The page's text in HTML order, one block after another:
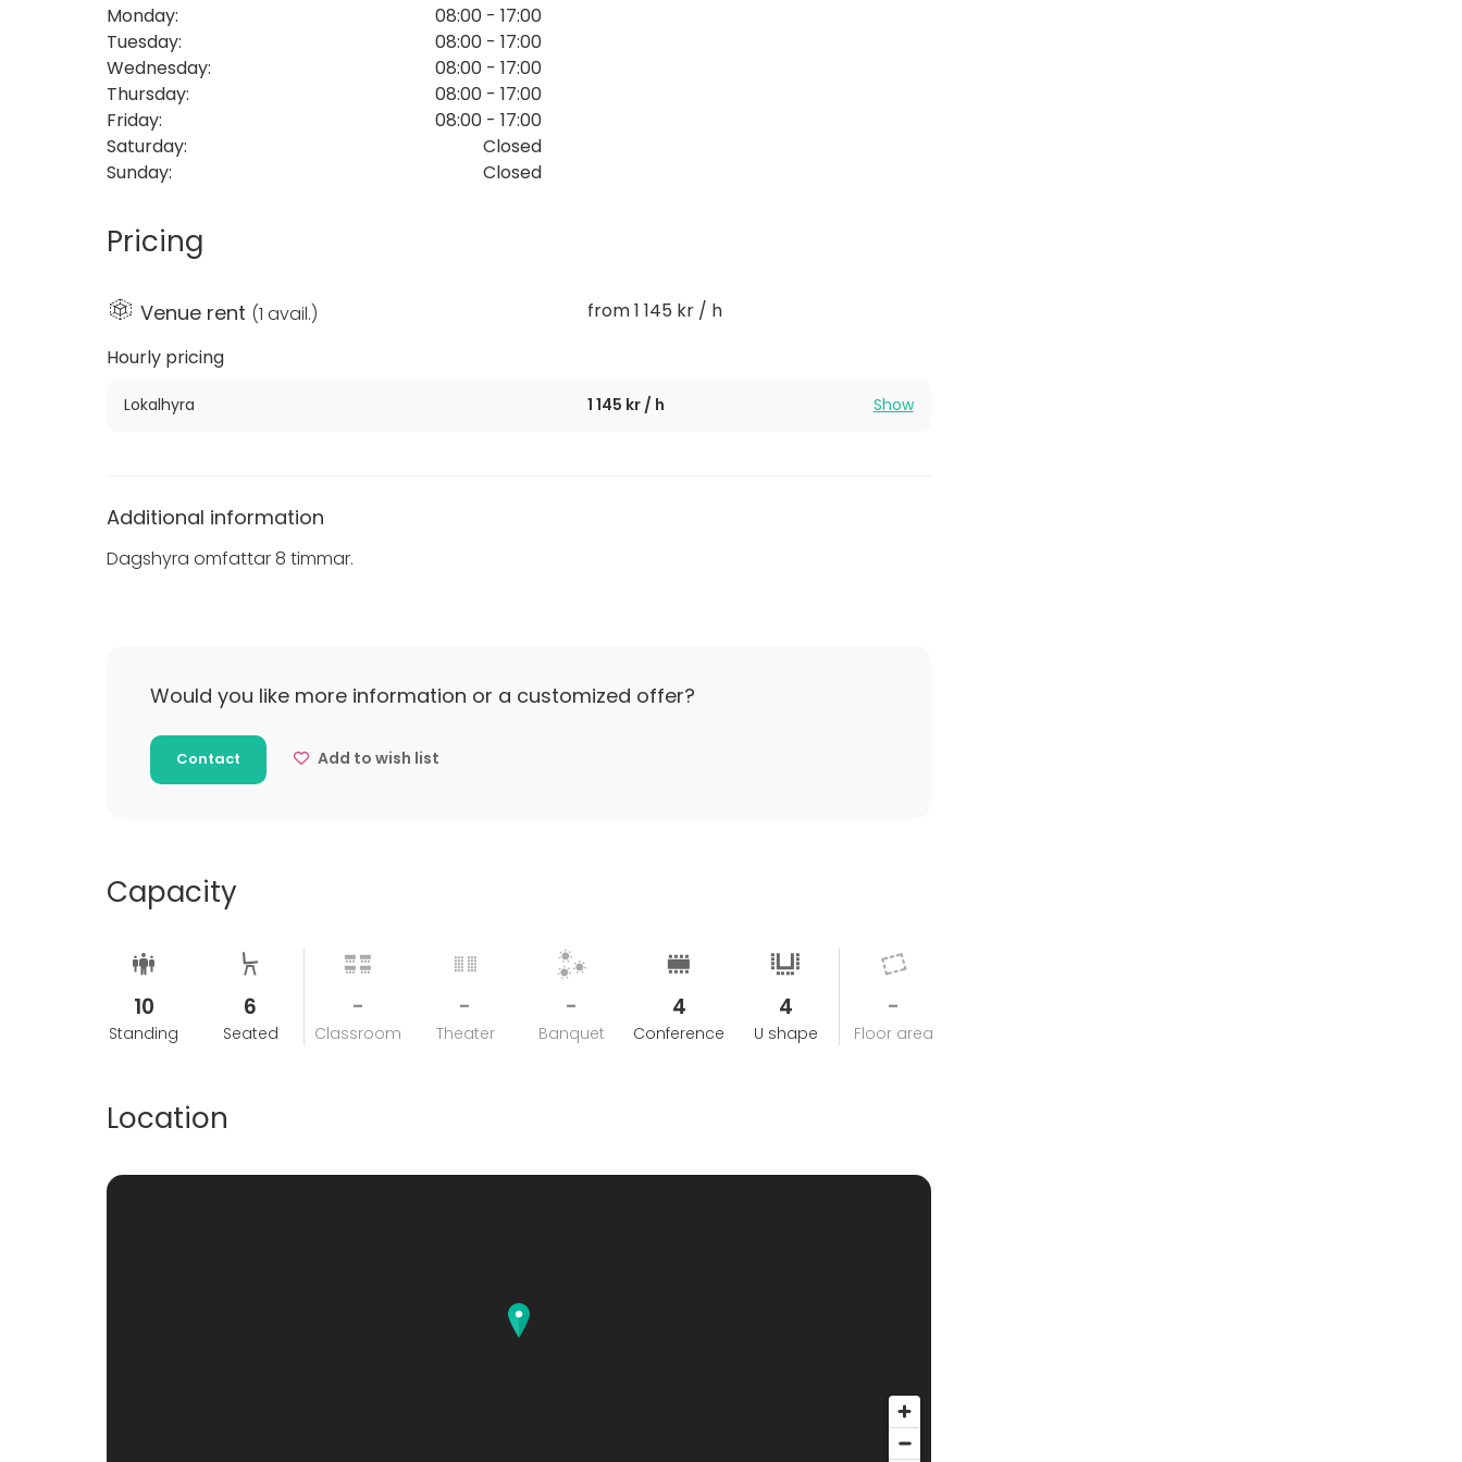
Monday:
08:00 - 17:00
Tuesday:
08:00 - 17:00
Wednesday:
08:00 - 17:00
Thursday:
08:00 - 17:00
Friday:
08:00 - 17:00
Saturday:
Closed
Sunday: Closed
Pricing
Venue rent (1 avail.)
from 1 145 kr / h
Hourly pricing
Lokalhyra 1 145 kr / h Show
Additional information
Dagshyra omfattar 8 timmar.
Would you like more information or a customized offer?
Contact Add to wish list
Capacity
10
Standing
6
Seated
-
Classroom
-
Theater
-
Banquet
4
Conference
4
U shape
-
Floor area
Location